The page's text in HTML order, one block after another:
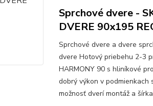
Sprchové dvere -
DVERE 90x195
Sprchové dvere a dvere
dvere Hotový priebehu 2-3
HARMONY 90 s hliníkové
dobrý výkon v podmienkach
možnosť dverí montáž a